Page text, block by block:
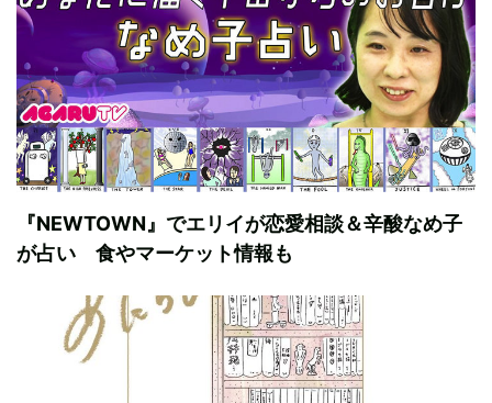
『NEWTOWN』でエリイが恋愛相談＆辛酸なめ子
が占い 食やマーケット情報も